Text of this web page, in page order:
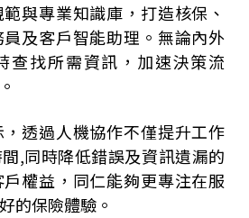
與專業知識庫，打造核保、
及客戶智能助理。無論內外
查找所需資訊，加速決策流
透過人機協作不僅提升工作
,同時降低錯誤及資訊遺漏的
權益，同仁能夠更專注在服
的保險體驗。